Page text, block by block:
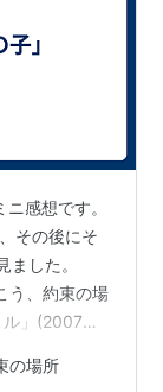
感想です。
その後にそ
した。
う、約束の場
」(2007
年、107分)
の場所